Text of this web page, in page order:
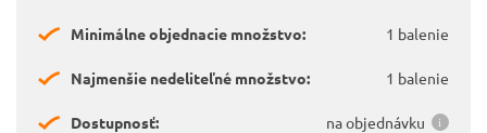
Minimálne objednacie množstvo: 1 balenie
Najmenšie nedeliteľné množstvo: 1 balenie
Dostupnosť: na objednávku